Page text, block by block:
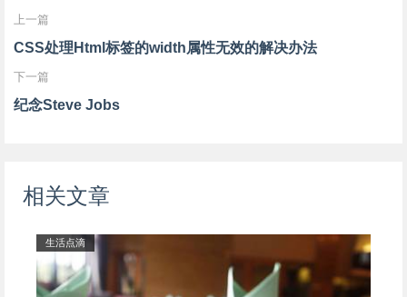
上一篇
CSS处理Html标签的width属性无效的解决办法
下一篇
纪念Steve Jobs
相关文章
生活点滴